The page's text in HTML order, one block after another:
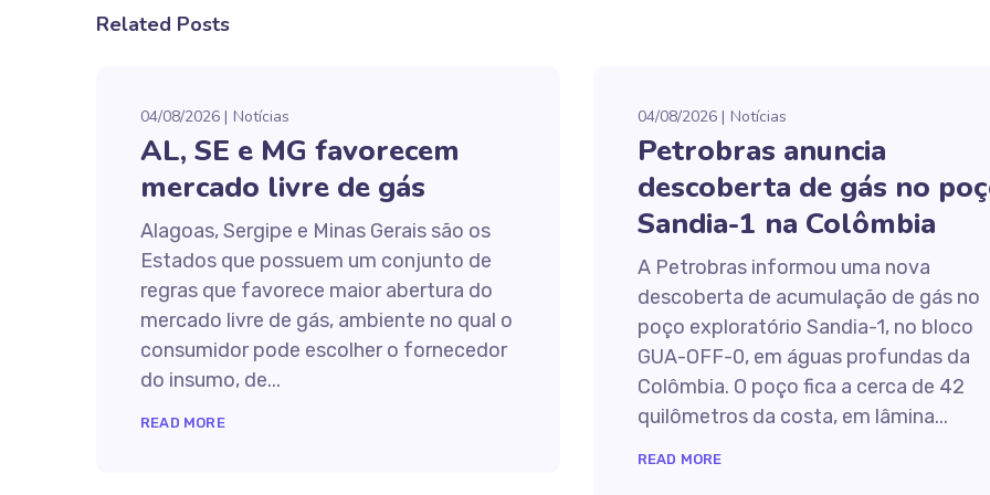
Related Posts
04/08/2026 Notícias
AL, SE e MG favorecem
mercado livre de gás
Alagoas, Sergipe e Minas Gerais são os
Estados que possuem um conjunto de
regras que favorece maior abertura do
mercado livre de gás, ambiente no qual o
consumidor pode escolher o fornecedor
do insumo, de...
READ MORE
04/08/2026 Notícias
Petrobras anuncia
descoberta de gás no
Sandia-1 na Colômbia
A Petrobras informou uma nova
descoberta de acumulação de gás no
poço exploratório Sandia-1, no bloco
GUA-OFF-0, em águas profundas da
Colômbia. O poço fica a cerca de 42
quilômetros da costa, em lâmina...
READ MORE